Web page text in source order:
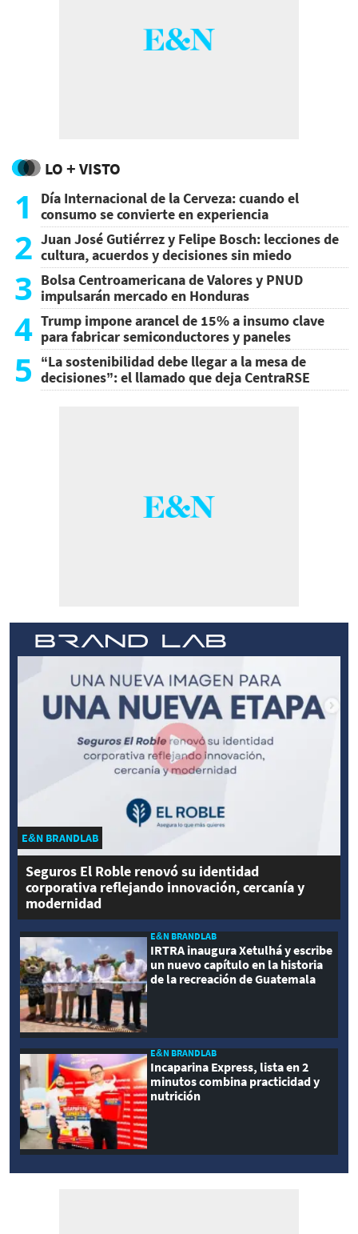
LO + VISTO
1
Día Internacional de la Cerveza: cuando el
consumo se convierte en experiencia
2 Juan José Gutiérrez y Felipe Bosch: lecciones de
cultura, acuerdos y decisiones sin miedo
3 Bolsa Centroamericana de Valores y PNUD
impulsarán mercado en Honduras
4 Trump impone arancel de 15% a insumo clave
para fabricar semiconductores y paneles
5 “La sostenibilidad debe llegar a la mesa de
decisiones”: el llamado que deja CentraRSE
E&N BRANDLAB
Seguros El Roble renovó su identidad
corporativa reflejando innovación, cercanía y
modernidad
E&N BRANDLAB
IRTRA inaugura Xetulhá y escribe
un nuevo capítulo en la historia
de la recreación de Guatemala
E&N BRANDLAB
Incaparina Express, lista en 2
minutos combina practicidad y
nutrición